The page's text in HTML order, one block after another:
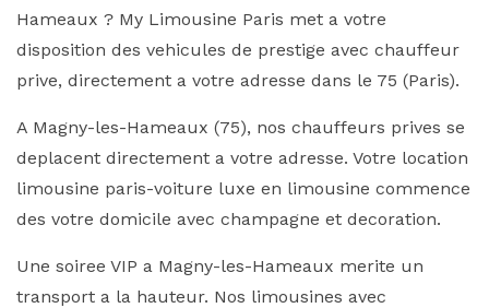
Hameaux ? My Limousine Paris met a votre
disposition des vehicules de prestige avec chauffeur
prive, directement a votre adresse dans le 75 (Paris).
A Magny-les-Hameaux (75), nos chauffeurs prives se
deplacent directement a votre adresse. Votre location
limousine paris-voiture luxe en limousine commence
des votre domicile avec champagne et decoration.
Une soiree VIP a Magny-les-Hameaux merite un
transport a la hauteur. Nos limousines avec